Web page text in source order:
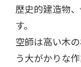
歴史的建造物
す。
空師は高い木
う大がかりな